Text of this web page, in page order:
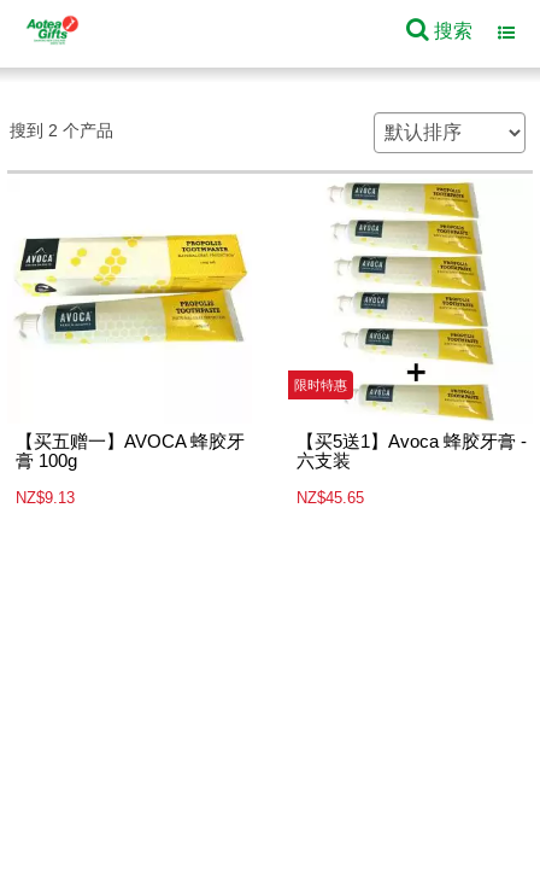
搜索
搜到 2 个产品
【买五赠一】AVOCA 蜂胶牙
膏 100g
NZ$9.13
限时特惠
【买5送1】Avoca 蜂胶牙膏 -
六支装
NZ$45.65